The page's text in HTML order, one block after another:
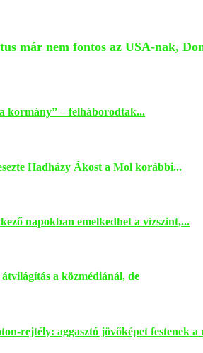
már nem fontos az USA-nak,
kormány” – felháborodtak...
Hadházy Ákost a Mol korábbi...
napokban emelkedhet a vízszint,...
a közmédiánál, de
rejtély: aggasztó jövőképet festenek a